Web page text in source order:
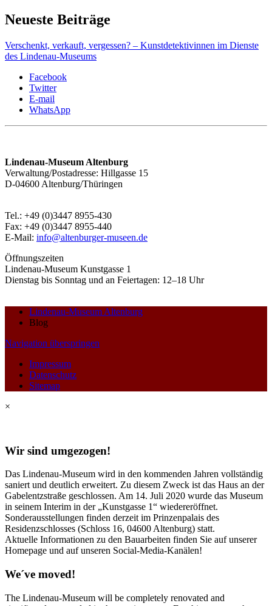
Neueste Beiträge
Verschenkt, verkauft, vergessen? – Kunstdetektivinnen im Dienste
des Lindenau-Museums
Facebook
Twitter
E-mail
WhatsApp
Lindenau-Museum Altenburg
Verwaltung/Postadresse: Hillgasse 15
D-04600 Altenburg/Thüringen
Tel.: +49 (0)3447 8955-430
Fax: +49 (0)3447 8955-440
E-Mail: info@altenburger-museen.de
Öffnungszeiten
Lindenau-Museum Kunstgasse 1
Dienstag bis Sonntag und an Feiertagen: 12–18 Uhr
Lindenau-Museum Altenburg
Blog
Navigation überspringen
Impressum
Datenschutz
Sitemap
×
Wir sind umgezogen!
Das Lindenau-Museum wird in den kommenden Jahren vollständig
saniert und deutlich erweitert. Zu diesem Zweck ist das Haus an der
Gabelentzstraße geschlossen. Am 14. Juli 2020 wurde das Museum
in seinem Interim in der „Kunstgasse 1“ wiedereröffnet.
Sonderausstellungen finden derzeit im Prinzenpalais des
Residenzschlosses (Schloss 16, 04600 Altenburg) statt.
Aktuelle Informationen zu den Bauarbeiten finden Sie auf unserer
Homepage und auf unseren Social-Media-Kanälen!
We´ve moved!
The Lindenau-Museum will be completely renovated and